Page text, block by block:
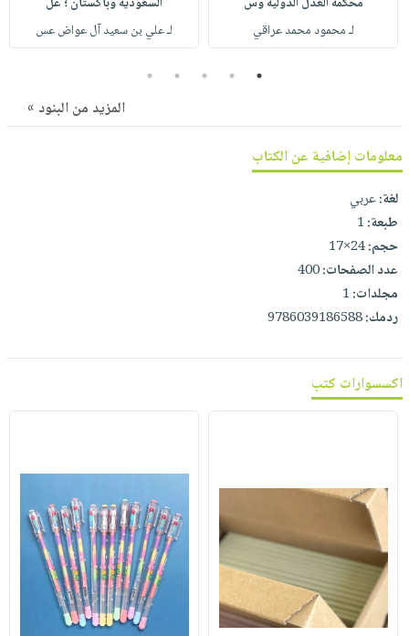
صابون
أطفال
أسئلة
خدمات
نيل
وفرات
انشر
كتابك
تواصل
معنا
التسوق
الإصدارات
لـ محمود محمد عراقي
لـ علي بن سعيد آل عواض عس
1
2
3
4
5
المزيد من البنود »
معلومات إضافية عن الكتاب
لغة:عربي
طبعة:1
حجم:24×17
عدد الصفحات:400
مجلدات:1
ردمك:9786039186588
اكسسوارات كتب